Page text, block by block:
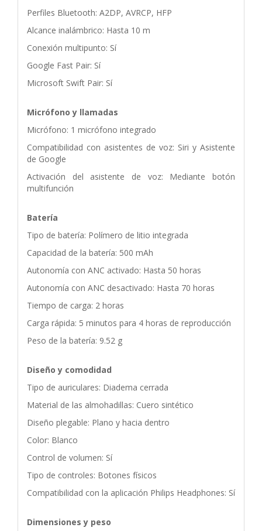
Perfiles Bluetooth: A2DP, AVRCP, HFP
Alcance inalámbrico: Hasta 10 m
Conexión multipunto: Sí
Google Fast Pair: Sí
Microsoft Swift Pair: Sí
Micrófono y llamadas
Micrófono: 1 micrófono integrado
Compatibilidad con asistentes de voz: Siri y Asistente
de Google
Activación del asistente de voz: Mediante botón
multifunción
Batería
Tipo de batería: Polímero de litio integrada
Capacidad de la batería: 500 mAh
Autonomía con ANC activado: Hasta 50 horas
Autonomía con ANC desactivado: Hasta 70 horas
Tiempo de carga: 2 horas
Carga rápida: 5 minutos para 4 horas de reproducción
Peso de la batería: 9.52 g
Diseño y comodidad
Tipo de auriculares: Diadema cerrada
Material de las almohadillas: Cuero sintético
Diseño plegable: Plano y hacia dentro
Color: Blanco
Control de volumen: Sí
Tipo de controles: Botones físicos
Compatibilidad con la aplicación Philips Headphones: Sí
Dimensiones y peso